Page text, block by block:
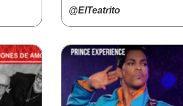
@ElTeatrito